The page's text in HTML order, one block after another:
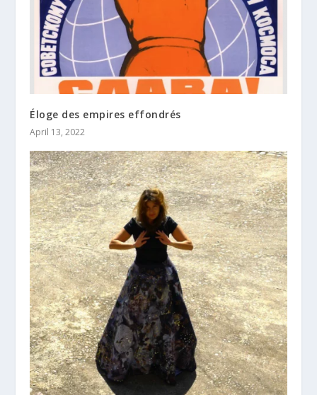
Éloge des empires effondrés
April 13, 2022